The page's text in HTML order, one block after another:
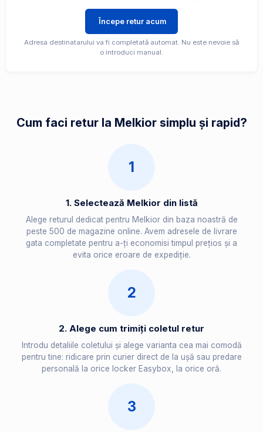
Începe retur acum
Adresa destinatarului va fi completată automat. Nu este nevoie să
o introduci manual.
Cum faci retur la Melkior simplu și rapid?
1
1. Selectează Melkior din listă
Alege returul dedicat pentru Melkior din baza noastră de
peste 500 de magazine online. Avem adresele de livrare
gata completate pentru a-ți economisi timpul prețios și a
evita orice eroare de expediție.
2
2. Alege cum trimiți coletul retur
Introdu detaliile coletului și alege varianta cea mai comodă
pentru tine: ridicare prin curier direct de la ușă sau predare
personală la orice locker Easybox, la orice oră.
3